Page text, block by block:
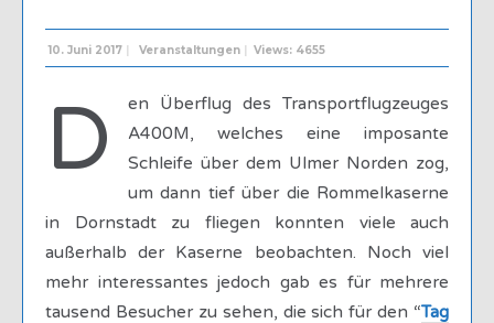
10. Juni 2017 | Veranstaltungen | Views: 4655
D
en Überflug des Transportflugzeuges
A400M, welches eine imposante
Schleife über dem Ulmer Norden zog,
um dann tief über die Rommelkaserne
in Dornstadt zu fliegen konnten viele auch
außerhalb der Kaserne beobachten. Noch viel
mehr interessantes jedoch gab es für mehrere
tausend Besucher zu sehen, die sich für den “Tag